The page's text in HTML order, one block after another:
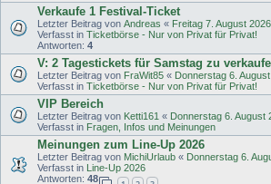
Verkaufe 1 Festival-Ticket
Letzter Beitrag von Andreas « Freitag 7. August
Verfasst in Ticketbörse - Nur von Privat für Privat!
Antworten: 4
V: 2 Tagestickets für Samstag zu
Letzter Beitrag von FraWit85 « Donnerstag 6.
Verfasst in Ticketbörse - Nur von Privat für Privat!
VIP Bereich
Letzter Beitrag von Ketti161 « Donnerstag 6. August
Verfasst in Fragen, Infos und Meinungen
Meinungen zum Line-Up 2026
Letzter Beitrag von MichiUrlaub « Donnerstag 6.
Verfasst in Line-Up 2026
Antworten: 48